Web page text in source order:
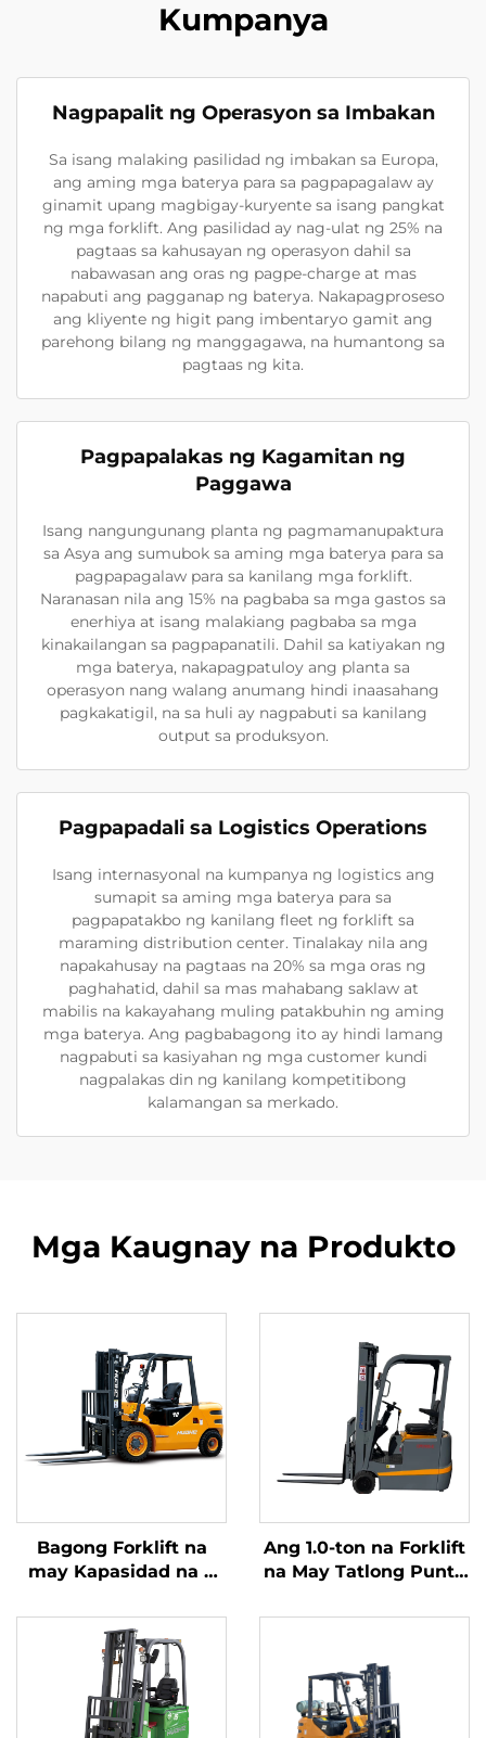
Kumpanya
Nagpapalit ng Operasyon sa Imbakan
Sa isang malaking pasilidad ng imbakan sa Europa,
ang aming mga baterya para sa pagpapagalaw ay
ginamit upang magbigay-kuryente sa isang pangkat
ng mga forklift. Ang pasilidad ay nag-ulat ng 25% na
pagtaas sa kahusayan ng operasyon dahil sa
nabawasan ang oras ng pagpe-charge at mas
napabuti ang pagganap ng baterya. Nakapagproseso
ang kliyente ng higit pang imbentaryo gamit ang
parehong bilang ng manggagawa, na humantong sa
pagtaas ng kita.
Pagpapalakas ng Kagamitan ng
Paggawa
Isang nangungunang planta ng pagmamanupaktura
sa Asya ang sumubok sa aming mga baterya para sa
pagpapagalaw para sa kanilang mga forklift.
Naranasan nila ang 15% na pagbaba sa mga gastos sa
enerhiya at isang malakiang pagbaba sa mga
kinakailangan sa pagpapanatili. Dahil sa katiyakan ng
mga baterya, nakapagpatuloy ang planta sa
operasyon nang walang anumang hindi inaasahang
pagkakatigil, na sa huli ay nagpabuti sa kanilang
output sa produksyon.
Pagpapadali sa Logistics Operations
Isang internasyonal na kumpanya ng logistics ang
sumapit sa aming mga baterya para sa
pagpapatakbo ng kanilang fleet ng forklift sa
maraming distribution center. Tinalakay nila ang
napakahusay na pagtaas na 20% sa mga oras ng
paghahatid, dahil sa mas mahabang saklaw at
mabilis na kakayahang muling patakbuhin ng aming
mga baterya. Ang pagbabagong ito ay hindi lamang
nagpabuti sa kasiyahan ng mga customer kundi
nagpalakas din ng kanilang kompetitibong
kalamangan sa merkado.
Mga Kaugnay na Produkto
Bagong Forklift na
may Kapasidad na 4
kumukuha ng
kuryente mula sa
diesel, na may mataas
na kalidad na Hapones
na motor ng ISUZU
Ang 1.0-ton na Forklift
na May Tatlong Punto
Battery at May
na Ginawa sa Tsina ay
may Makatwirang
Presyo